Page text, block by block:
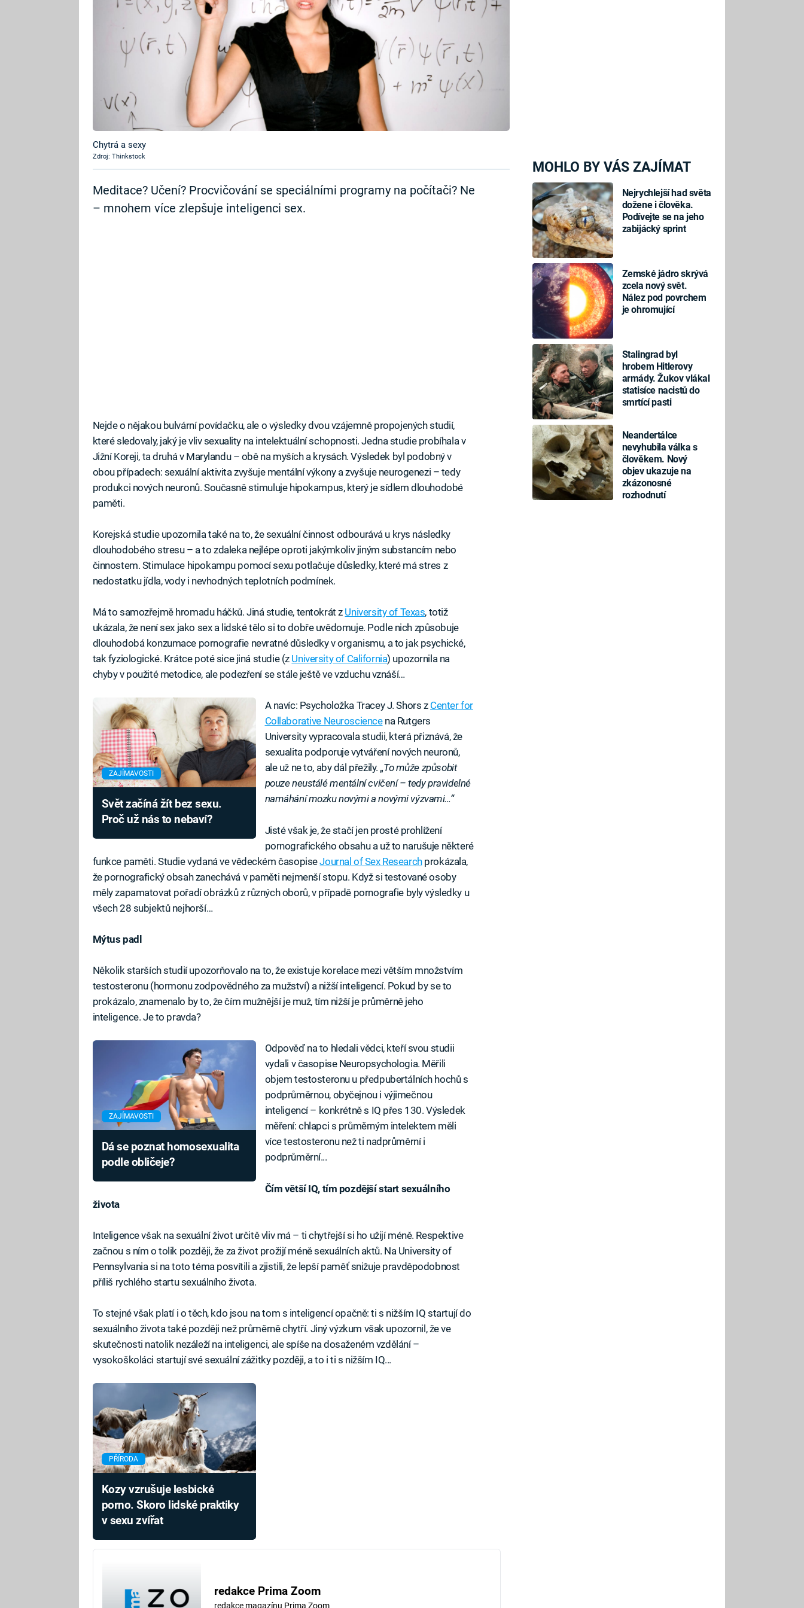
MOHLO BY VÁS ZAJÍMAT
Nejrychlejší had světa
dožene i člověka.
Podívejte se na jeho
zabijácký sprint
Zemské jádro skrývá
zcela nový svět.
Nález pod povrchem
je ohromující
Stalingrad byl
hrobem Hitlerovy
armády. Žukov vlákal
statisíce nacistů do
smrtící pasti
Neandertálce
nevyhubila válka s
člověkem. Nový
objev ukazuje na
zkázonosné
rozhodnutí
Chytrá a sexy
Zdroj: Thinkstock
Meditace? Učení? Procvičování se speciálními programy na počítači? Ne
– mnohem více zlepšuje inteligenci sex.
Nejde o nějakou bulvární povídačku, ale o výsledky dvou vzájemně propojených studií,
které sledovaly, jaký je vliv sexuality na intelektuální schopnosti. Jedna studie probíhala v
Jižní Koreji, ta druhá v Marylandu – obě na myších a krysách. Výsledek byl podobný v
obou případech: sexuální aktivita zvyšuje mentální výkony a zvyšuje neurogenezi – tedy
produkci nových neuronů. Současně stimuluje hipokampus, který je sídlem dlouhodobé
paměti.
Korejská studie upozornila také na to, že sexuální činnost odbourává u krys následky
dlouhodobého stresu – a to zdaleka nejlépe oproti jakýmkoliv jiným substancím nebo
činnostem. Stimulace hipokampu pomocí sexu potlačuje důsledky, které má stres z
nedostatku jídla, vody i nevhodných teplotních podmínek.
Má to samozřejmě hromadu háčků. Jiná studie, tentokrát z University of Texas, totiž
ukázala, že není sex jako sex a lidské tělo si to dobře uvědomuje. Podle nich způsobuje
dlouhodobá konzumace pornografie nevratné důsledky v organismu, a to jak psychické,
tak fyziologické. Krátce poté sice jiná studie (z University of California) upozornila na
chyby v použité metodice, ale podezření se stále ještě ve vzduchu vznáší…
ZAJÍMAVOSTI
Svět začíná žít bez sexu.
Proč už nás to nebaví?
A navíc: Psycholožka Tracey J. Shors z Center for
Collaborative Neurosciencena Rutgers
University vypracovala studii, která přiznává, že
sexualita podporuje vytváření nových neuronů,
ale už ne to, aby dál přežily. „To může způsobit
pouze neustálé mentální cvičení – tedy pravidelné
namáhání mozku novými a novými výzvami…“
Jisté však je, že stačí jen prosté prohlížení
pornografického obsahu a už to narušuje některé
funkce paměti. Studie vydaná ve vědeckém časopiseJournal of Sex Researchprokázala,
že pornografický obsah zanechává v paměti nejmenší stopu. Když si testované osoby
měly zapamatovat pořadí obrázků z různých oborů, v případě pornografie byly výsledky u
všech 28 subjektů nejhorší…
Mýtus padl
Několik starších studií upozorňovalo na to, že existuje korelace mezi větším množstvím
testosteronu (hormonu zodpovědného za mužství) a nižší inteligencí. Pokud by se to
prokázalo, znamenalo by to, že čím mužnější je muž, tím nižší je průměrně jeho
inteligence. Je to pravda?
ZAJÍMAVOSTI
Dá se poznat homosexualita
podle obličeje?
Odpověď na to hledali vědci, kteří svou studii
vydali v časopise Neuropsychologia. Měřili
objem testosteronu u předpubertálních hochů s
podprůměrnou, obyčejnou i výjimečnou
inteligencí – konkrétně s IQ přes 130. Výsledek
měření: chlapci s průměrným intelektem měli
více testosteronu než ti nadprůměrní i
podprůměrní...
Čím větší IQ, tím pozdější start sexuálního
života
Inteligence však na sexuální život určitě vliv má – ti chytřejší si ho užijí méně. Respektive
začnou s ním o tolik později, že za život prožijí méně sexuálních aktů. Na University of
Pennsylvania si na toto téma posvítili a zjistili, že lepší paměť snižuje pravděpodobnost
příliš rychlého startu sexuálního života.
To stejné však platí i o těch, kdo jsou na tom s inteligencí opačně: ti s nižším IQ startují do
sexuálního života také později než průměrně chytří. Jiný výzkum však upozornil, že ve
skutečnosti natolik nezáleží na inteligenci, ale spíše na dosaženém vzdělání –
vysokoškoláci startují své sexuální zážitky později, a to i ti s nižším IQ...
PŘÍRODA
Kozy vzrušuje lesbické
porno. Skoro lidské praktiky
v sexu zvířat
redakce Prima Zoom
redakce magazínu Prima Zoom